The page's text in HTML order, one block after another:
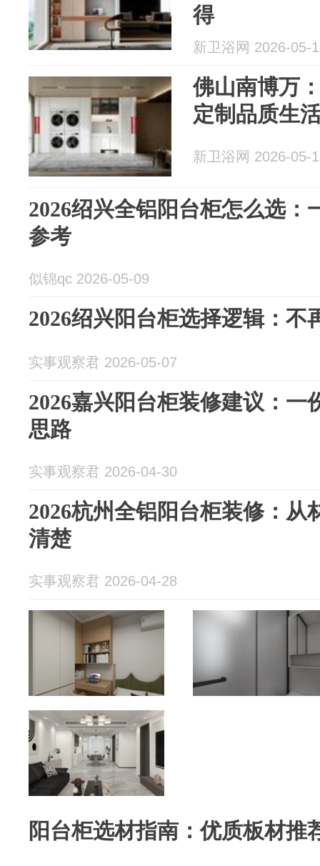
得
新卫浴网 2026-05-
佛山南博万
定制品质生
新卫浴网 2026-05-
2026绍兴全铝阳台柜怎么选：
参考
似锦qc 2026-05-09
2026绍兴阳台柜选择逻辑：不
实事观察君 2026-05-07
2026嘉兴阳台柜装修建议：一
思路
实事观察君 2026-04-30
2026杭州全铝阳台柜装修：从
清楚
实事观察君 2026-04-28
阳台柜选材指南：优质板材推